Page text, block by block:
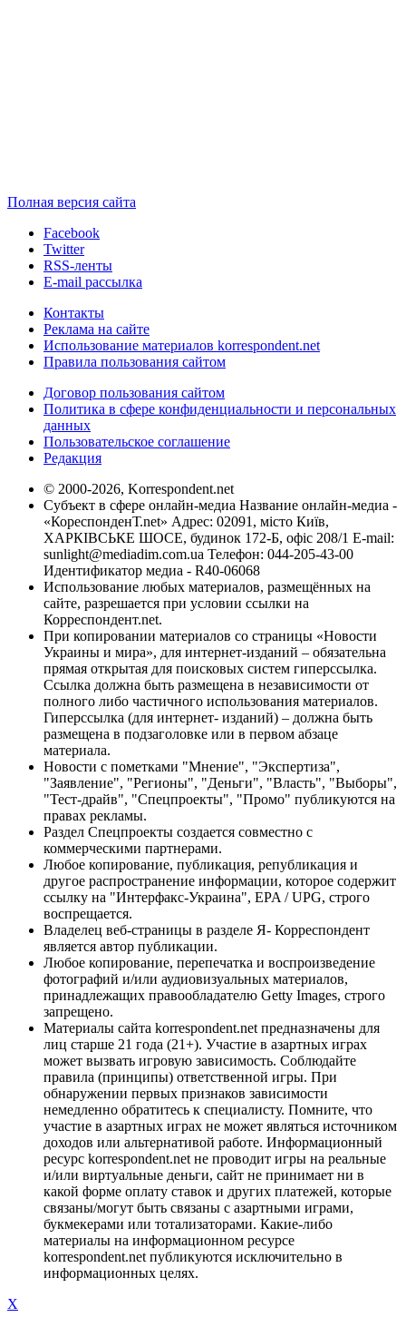
Полная версия сайта
Facebook
Twitter
RSS-ленты
E-mail рассылка
Контакты
Реклама на сайте
Использование материалов korrespondent.net
Правила пользования сайтом
Договор пользования сайтом
Политика в сфере конфиденциальности и персональных
данных
Пользовательское соглашение
Редакция
© 2000-2026, Korrespondent.net
Субъект в сфере онлайн-медиа Название онлайн-медиа -
«КореспонденТ.net» Адрес: 02091, місто Київ,
ХАРКІВСЬКЕ ШОСЕ, будинок 172-Б, офіс 208/1 E-mail:
sunlight@mediadim.com.ua Телефон: 044-205-43-00
Идентификатор медиа - R40-06068
Использование любых материалов, размещённых на
сайте, разрешается при условии ссылки на
Корреспондент.net.
При копировании материалов со страницы «Новости
Украины и мира», для интернет-изданий – обязательна
прямая открытая для поисковых систем гиперссылка.
Ссылка должна быть размещена в независимости от
полного либо частичного использования материалов.
Гиперссылка (для интернет- изданий) – должна быть
размещена в подзаголовке или в первом абзаце
материала.
Новости с пометками "Мнение", "Экспертиза",
"Заявление", "Регионы", "Деньги", "Власть", "Выборы",
"Тест-драйв", "Спецпроекты", "Промо" публикуются на
правах рекламы.
Раздел Спецпроекты создается совместно с
коммерческими партнерами.
Любое копирование, публикация, републикация и
другое распространение информации, которое содержит
ссылку на "Интерфакс-Украина", EPA / UPG, строго
воспрещается.
Владелец веб-страницы в разделе Я- Корреспондент
является автор публикации.
Любое копирование, перепечатка и воспроизведение
фотографий и/или аудиовизуальных материалов,
принадлежащих правообладателю Getty Images, строго
запрещено.
Материалы сайта korrespondent.net предназначены для
лиц старше 21 года (21+). Участие в азартных играх
может вызвать игровую зависимость. Соблюдайте
правила (принципы) ответственной игры. При
обнаружении первых признаков зависимости
немедленно обратитесь к специалисту. Помните, что
участие в азартных играх не может являться источником
доходов или альтернативой работе. Информационный
ресурс korrespondent.net не проводит игры на реальные
и/или виртуальные деньги, сайт не принимает ни в
какой форме оплату ставок и других платежей, которые
связаны/могут быть связаны с азартными играми,
букмекерами или тотализаторами. Какие-либо
материалы на информационном ресурсе
korrespondent.net публикуются исключительно в
информационных целях.
X